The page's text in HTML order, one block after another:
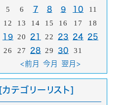
5 6 7 8 9 10
11
12
13 14 15 16 17 18
19 20 21 22 23 24 25
26 27 28 29 30 31
<前月 今月 翌月>
[カテゴリーリスト]